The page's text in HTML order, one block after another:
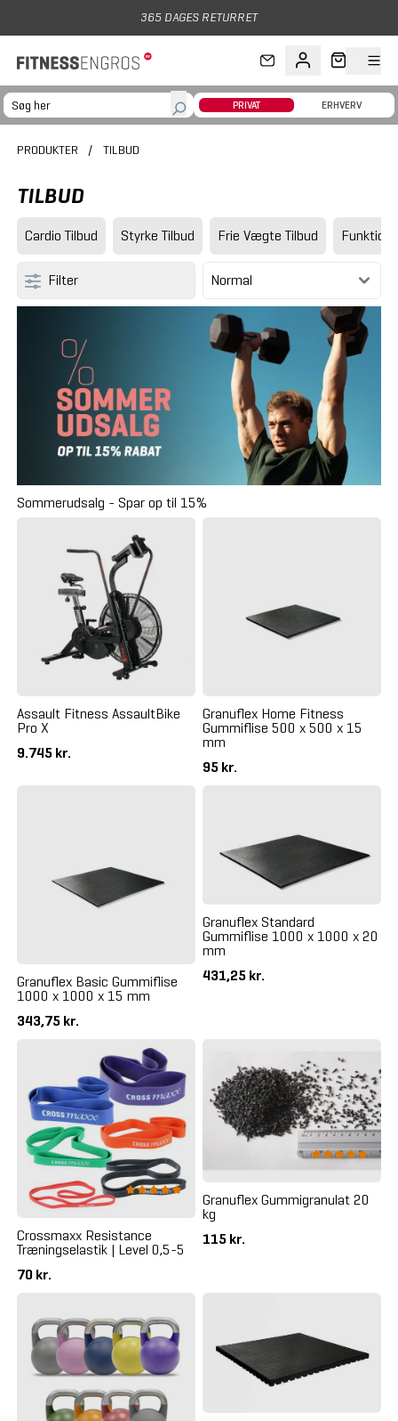
365 DAGES RETURRET
PRIVAT ERHVERV
PRODUKTER / TILBUD
TILBUD
Cardio Tilbud Styrke Tilbud Frie Vægte Tilbud
Filter
Sommerudsalg - Spar op til 15%
Assault Fitness AssaultBike
Pro X
9.745 kr.
Granuflex Home Fitness
Gummiflise 500 x 500 x 15
mm
95 kr.
Granuflex Basic Gummiflise
1000 x 1000 x 15 mm
343,75 kr.
Granuflex Standard
Gummiflise 1000 x 1000 x 20
mm
431,25 kr.
Crossmaxx Resistance
Træningselastik | Level 0,5-5
70 kr.
Granuflex Gummigranulat 20
kg
115 kr.